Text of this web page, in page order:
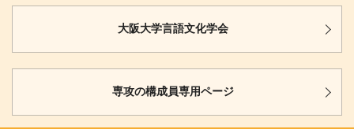
大阪大学言語文化学会
専攻の構成員専用ページ